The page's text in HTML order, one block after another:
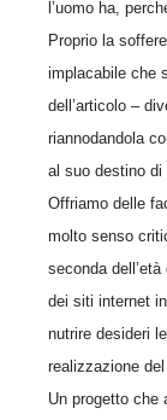
l’uomo ha,
Proprio la
implacabile che
dell’articolo –
riannodandola
al suo destino di
Offriamo delle
molto senso
seconda
dei siti internet
nutrire desideri
realizzazione
Un progetto che